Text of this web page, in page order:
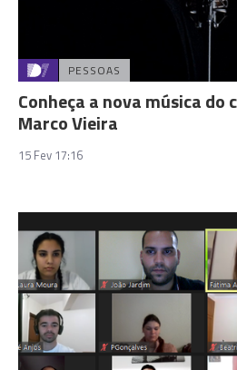
PESSOAS
Conheça a nova música
Marco Vieira
15 Fev 17:16